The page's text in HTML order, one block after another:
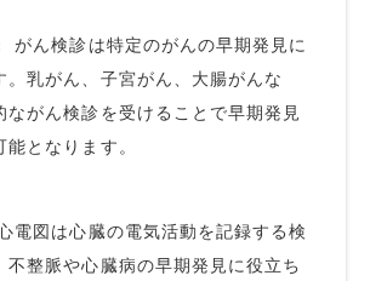
がん検診は特定のがんの早期発見に
。乳がん、子宮がん、大腸がんな
ながん検診を受けることで早期発見
能となります。
電図は心臓の電気活動を記録する検
不整脈や心臓病の早期発見に役立ち